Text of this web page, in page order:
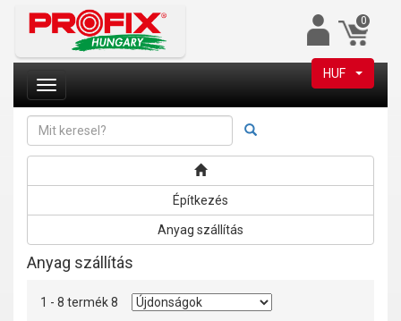
0
HUF
Építkezés
Anyag szállítás
Anyag szállítás
1 - 8 termék 8